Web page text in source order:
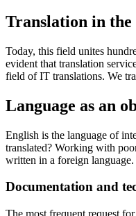
Translation in
Today, this field unites
evident that translation
field of IT translations. We
Language as an
English is the language of
translated? Working with
written in a foreign language.
Documentation and
The most frequent request